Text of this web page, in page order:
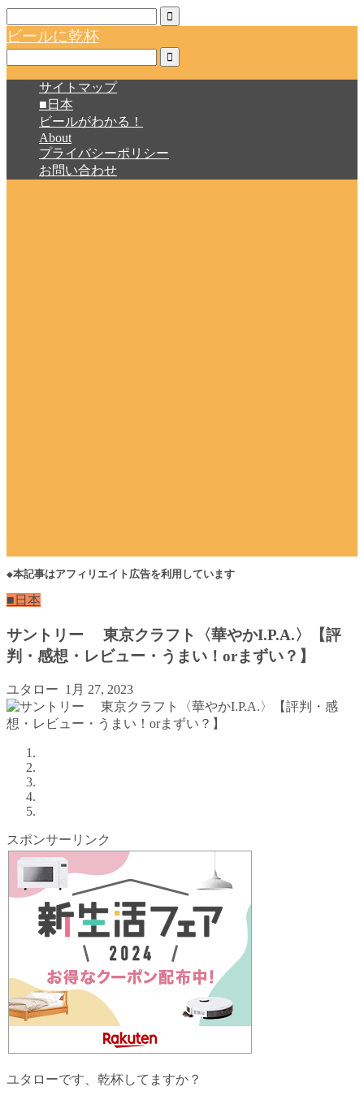
ビールに乾杯
サイトマップ
■日本
ビールがわかる！
About
プライバシーポリシー
お問い合わせ
◆本記事はアフィリエイト広告を利用しています
■日本
サントリー 東京クラフト〈華やかI.P.A.〉【評
判・感想・レビュー・うまい！orまずい？】
ユタロー 1月 27, 2023
スポンサーリンク
ユタローです、乾杯してますか？